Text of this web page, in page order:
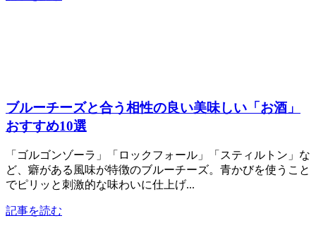
ブルーチーズと合う相性の良い美味しい「お酒」
おすすめ10選
「ゴルゴンゾーラ」「ロックフォール」「スティルトン」な
ど、癖がある風味が特徴のブルーチーズ。青かびを使うこと
でピリッと刺激的な味わいに仕上げ...
記事を読む